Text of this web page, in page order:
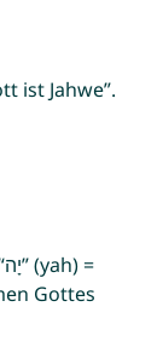
ist Jahwe”.
Gottes